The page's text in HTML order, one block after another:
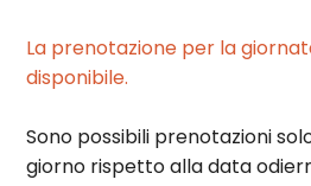
La prenotazione per la
disponibile.
Sono possibili prenotazioni
giorno rispetto alla data